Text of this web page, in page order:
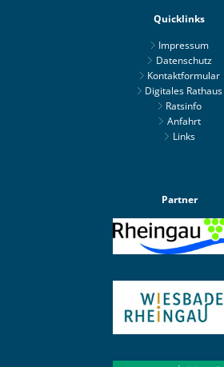
Quicklinks
Impressum
Datenschutz
Kontaktformular
Digitales Rathaus
Ratsinfo
Anfahrt
Links
Partner